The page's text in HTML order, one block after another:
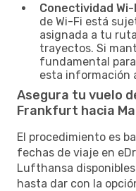
Conectividad
de Wi-Fi está
asignada a tu
trayectos. Si
fundamental
esta información
Asegura tu vuelo
Frankfurt hacia
El procedimiento es
fechas de viaje en
Lufthansa
hasta dar con la